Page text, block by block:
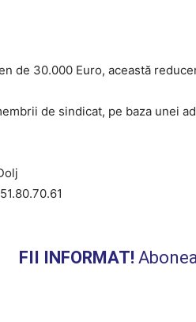
de 30.000 Euro, această
de sindicat, pe baza unei
FII INFORMAT!